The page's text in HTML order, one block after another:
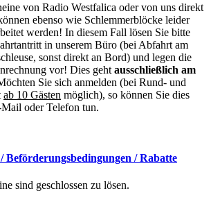
von Radio Westfalica oder von uns direkt
ebenso wie Schlemmerblöcke leider
werden! In diesem Fall lösen Sie bitte
in unserem Büro (bei Abfahrt am
sonst direkt an Bord) und legen die
vor! Dies geht ausschließlich am
Sie sich anmelden (bei Rund- und
ab 10 Gästen möglich), so können Sie dies
oder Telefon tun.
Beförderungsbedingungen / Rabatte
sind geschlossen zu lösen.